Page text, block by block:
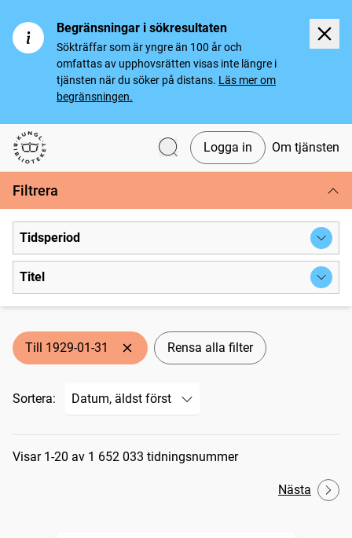
Begränsningar i sökresultaten
Sökträffar som är yngre än 100 år och
omfattas av upphovsrätten visas inte längre i
tjänsten när du söker på distans. Läs mer om
begränsningen.
Svenska tidningar
Logga in Om tjänsten
Filtrera
Tidsperiod
Titel
Till 1929-01-31 Rensa alla filter
Sortera:
Sökresultat
Visar 1-20 av 1 652 033 tidningsnummer
Nästa